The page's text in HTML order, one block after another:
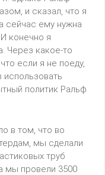
и сказал, что я
сейчас ему нужна
конечно я
Через какое-то
если я не поеду,
использовать
политик Ральф
в том, что во
мы сделали
труб
мы провели 3500